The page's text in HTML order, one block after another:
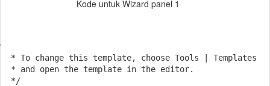
Kode untuk Wizard panel 1
* To change this template, choose Tools | Templates
* and open the template in the editor.
*/